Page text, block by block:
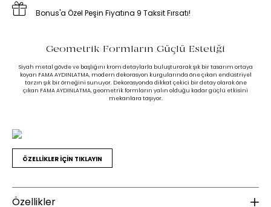
Bonus'a Özel Peşin Fiyatına 9 Taksit Fırsatı!
Geometrik Formların Güçlü Estetiği
Siyah metal gövde ve başlığını krom detaylarla buluşturarak şık bir tasarım ortaya
koyan FAMA AYDINLATMA, modern dekorasyon kurgularında öne çıkan endüstriyel
tarzın şık bir örneğini sunuyor. Dekorasyonda dikkat çekici bir detay olarak öne
çıkan FAMA AYDINLATMA, geometrik formların yalın olduğu kadar güçlü etkisini
mekanlara taşıyor.
ÖZELLİKLER İÇİN TIKLAYIN
Özellikler